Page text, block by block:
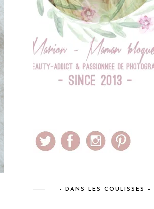
– DANS LES COULISSES –